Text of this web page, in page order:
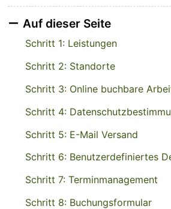
Auf dieser Seite
Schritt 1: Leistungen
Schritt 2: Standorte
Schritt 3: Online buchbare
Schritt 4:
Schritt 5: E-Mail Versand
Schritt 6: Benutzerdefiniertes
Schritt 7: Terminmanagement
Schritt 8: Buchungsformular